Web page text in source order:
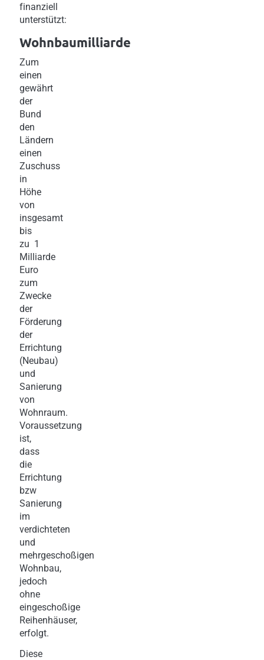
finanziell
unterstützt:
Wohnbaumilliarde
Zum
einen
gewährt
der
Bund
den
Ländern
einen
Zuschuss
in
Höhe
von
insgesamt
bis
zu 1
Milliarde
Euro
zum
Zwecke
der
Förderung
der
Errichtung
(Neubau)
und
Sanierung
von
Wohnraum.
Voraussetzung
ist,
dass
die
Errichtung
bzw
Sanierung
im
verdichteten
und
mehrgeschoßigen
Wohnbau,
jedoch
ohne
eingeschoßige
Reihenhäuser,
erfolgt.
Diese